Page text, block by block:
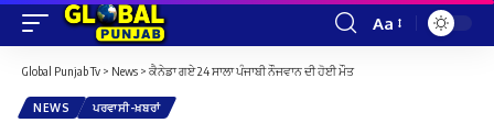
Font
Aa
Global Punjab Tv > News > ਕੈਨੇਡਾ ਗਏ 24 ਸਾਲਾ ਪੰਜਾਬੀ ਨੌਜਵਾਨ ਦੀ ਹੋਈ ਮੌਤ
NEWS ਪਰਵਾਸੀ-ਖ਼ਬਰਾਂ